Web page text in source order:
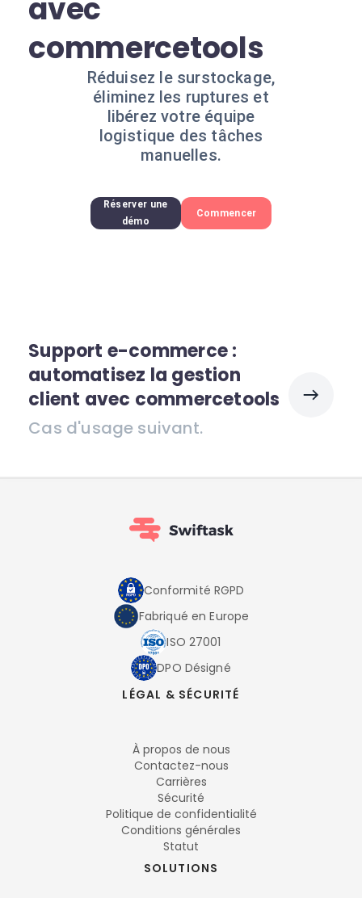
avec
commercetools
Réduisez le surstockage,
éliminez les ruptures et
libérez votre équipe
logistique des tâches
manuelles.
Réserver une
démo
Commencer
Support e-commerce :
automatisez la gestion
client avec commercetools
Cas d'usage suivant.
Conformité RGPD
Fabriqué en Europe
ISO 27001
DPO Désigné
LÉGAL & SÉCURITÉ
À propos de nous
Contactez-nous
Carrières
Sécurité
Politique de confidentialité
Conditions générales
Statut
SOLUTIONS